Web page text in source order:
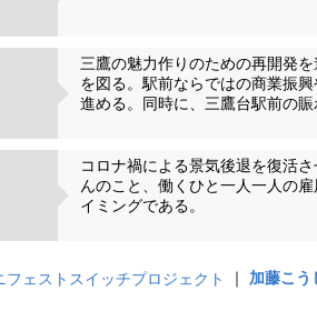
三鷹の魅力作りのための再開発
を図る。駅前ならではの商業振
進める。同時に、三鷹台駅前の
コロナ禍による景気後退を復活
んのこと、働くひと一人一人の
イミングである。
｜ 加藤こう